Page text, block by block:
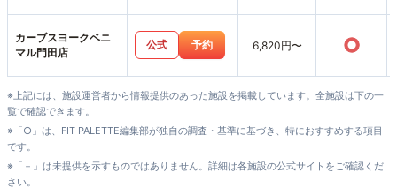
カーブスヨークベニ
マル門田店
公式 予約 6,820円〜 ○
※上記には、施設運営者から情報提供のあった施設を掲載しています。全施設は下の一
覧で確認できます。
※「○」は、FIT PALETTE編集部が独自の調査・基準に基づき、特におすすめする項目
です。
※「－」は未提供を示すものではありません。詳細は各施設の公式サイトをご確認くだ
さい。